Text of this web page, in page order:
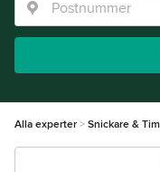
Alla experter Snickare &